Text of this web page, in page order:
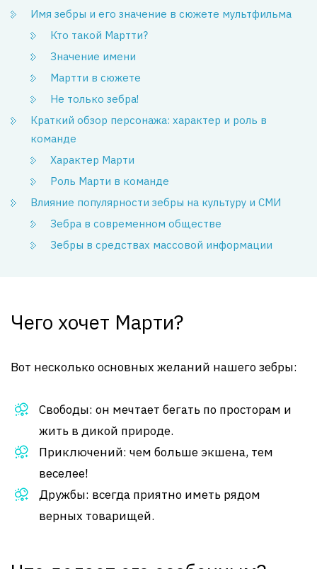
Имя зебры и его значение в сюжете мультфильма
Кто такой Мартти?
Значение имени
Мартти в сюжете
Не только зебра!
Краткий обзор персонажа: характер и роль в
команде
Характер Марти
Роль Марти в команде
Влияние популярности зебры на культуру и СМИ
Зебра в современном обществе
Зебры в средствах массовой информации
Чего хочет Марти?
Вот несколько основных желаний нашего зебры:
Свободы: он мечтает бегать по просторам и
жить в дикой природе.
Приключений: чем больше экшена, тем
веселее!
Дружбы: всегда приятно иметь рядом
верных товарищей.